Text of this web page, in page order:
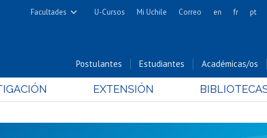
Facultades
Cs. Físicas y Matemáticas
Cs. Forestales y
Cs. Químicas y Farmacéuticas
Cs. Sociales
U-Cursos Mi Uchile Correo en fr pt
Postulantes Estudiantes Académicas/os
EXTENSIÓN